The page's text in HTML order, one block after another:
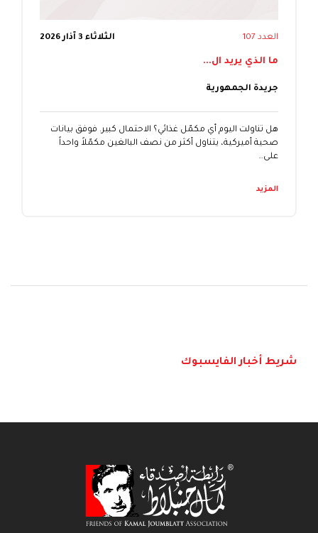
العدد 107 الثلاثاء 3 آذار 2026
ما الذي يريد ال...
جريدة الجمهورية
هل تناولت اليوم أي مكمّل غذائي؟ الاحتمال كبير. فوفق بيانات
صحية أميركية، يتناول أكثر من نصف البالغين مكمّلاً واحداً
على…
المزيد
شريط أخبار الفايسبوك